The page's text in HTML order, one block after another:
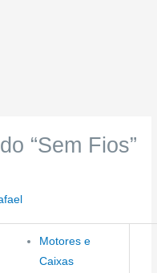
“Sem Fios”
Motores e
Caixas